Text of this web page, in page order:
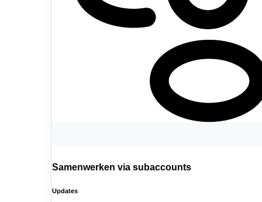
Samenwerken via subaccounts
Updates